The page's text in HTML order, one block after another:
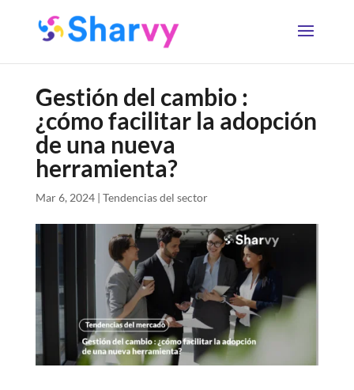
Gestión del cambio :
¿cómo facilitar la adopción
de una nueva
herramienta?
Mar 6, 2024| Tendencias del sector